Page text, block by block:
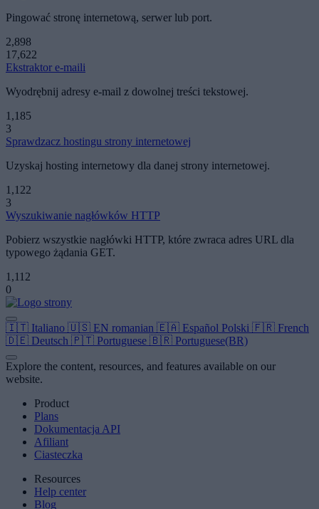
Pingować stronę internetową, serwer lub port.
2,898
17,622
Ekstraktor e-maili
Wyodrębnij adresy e-mail z dowolnej treści tekstowej.
1,185
3
Sprawdzacz hostingu strony internetowej
Uzyskaj hosting internetowy dla danej strony internetowej.
1,122
3
Wyszukiwanie nagłówków HTTP
Pobierz wszystkie nagłówki HTTP, które zwraca adres URL dla
typowego żądania GET.
1,112
0
🇮🇹 Italiano 🇺🇸 EN romanian 🇪🇦 Español Polski 🇫🇷 French
🇩🇪 Deutsch 🇵🇹 Portuguese 🇧🇷 Portuguese(BR)
Explore the content, resources, and features available on our
website.
Product
Plans
Dokumentacja API
Afiliant
Ciasteczka
Resources
Help center
Blog